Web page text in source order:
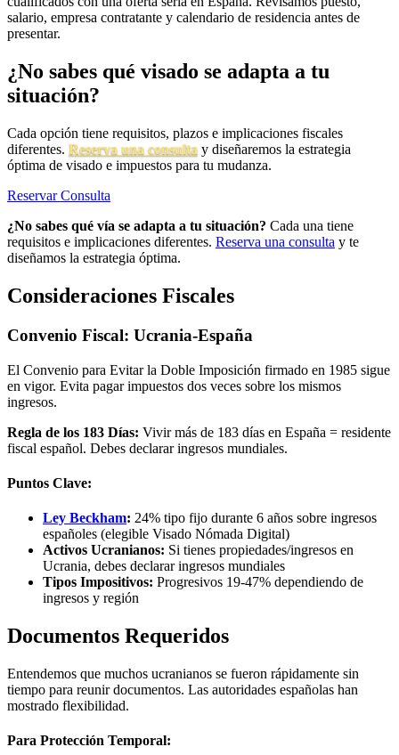
salario, empresa contratante y calendario de residencia antes de
presentar.
¿No sabes qué visado se adapta a tu
situación?
Cada opción tiene requisitos, plazos e implicaciones fiscales
diferentes. Reserva una consulta y diseñaremos la estrategia
óptima de visado e impuestos para tu mudanza.
Reservar Consulta
¿No sabes qué vía se adapta a tu situación? Cada una tiene
requisitos e implicaciones diferentes. Reserva una consulta y te
diseñamos la estrategia óptima.
Consideraciones Fiscales
Convenio Fiscal: Ucrania-España
El Convenio para Evitar la Doble Imposición firmado en 1985 sigue
en vigor. Evita pagar impuestos dos veces sobre los mismos
ingresos.
Regla de los 183 Días: Vivir más de 183 días en España = residente
fiscal español. Debes declarar ingresos mundiales.
Puntos Clave:
Ley Beckham: 24% tipo fijo durante 6 años sobre ingresos
españoles (elegible Visado Nómada Digital)
Activos Ucranianos: Si tienes propiedades/ingresos en
Ucrania, debes declarar ingresos mundiales
Tipos Impositivos: Progresivos 19-47% dependiendo de
ingresos y región
Documentos Requeridos
Entendemos que muchos ucranianos se fueron rápidamente sin
tiempo para reunir documentos. Las autoridades españolas han
mostrado flexibilidad.
Para Protección Temporal: